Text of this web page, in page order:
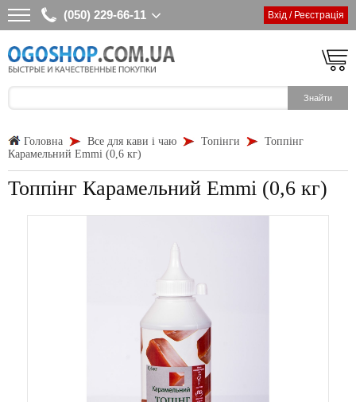
(050) 229-66-11 Вхід / Реєстрація
Головна Все для кави і чаю Топінги
Топпінг
Карамельний Emmi (0,6 кг)
Топпінг Карамельний Emmi (0,6 кг)